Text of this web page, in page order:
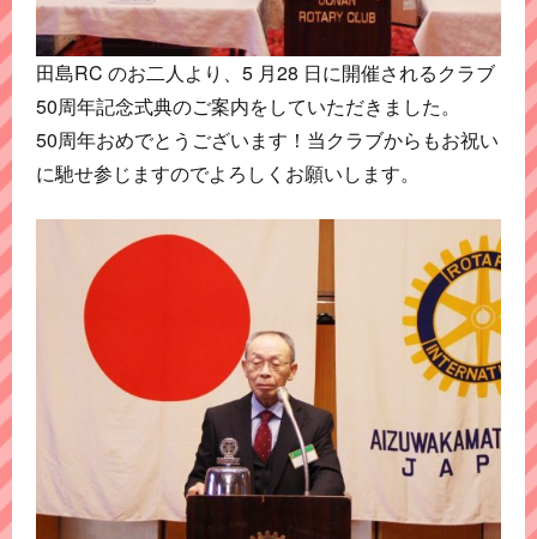
田島RC のお二人より、5 月28 日に開催されるクラブ
50周年記念式典のご案内をしていただきました。
50周年おめでとうございます！当クラブからもお祝い
に馳せ参じますのでよろしくお願いします。